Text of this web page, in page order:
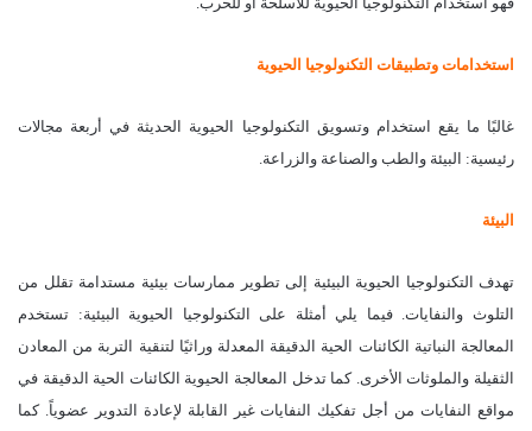
استخدامات وتطبيقات التكنولوجيا الحيوية
غالبًا ما يقع استخدام وتسويق التكنولوجيا الحيوية الحديثة في أربعة مجالات
رئيسية: البيئة والطب والصناعة والزراعة.
البيئة
تهدف التكنولوجيا الحيوية البيئية إلى تطوير ممارسات بيئية مستدامة تقلل من
التلوث والنفايات. فيما يلي أمثلة على التكنولوجيا الحيوية البيئية: تستخدم
المعالجة النباتية الكائنات الحية الدقيقة المعدلة وراثيًا لتنقية التربة من المعادن
الثقيلة والملوثات الأخرى. كما تدخل المعالجة الحيوية الكائنات الحية الدقيقة في
مواقع النفايات من أجل تفكيك النفايات غير القابلة لإعادة التدوير عضوياً. كما